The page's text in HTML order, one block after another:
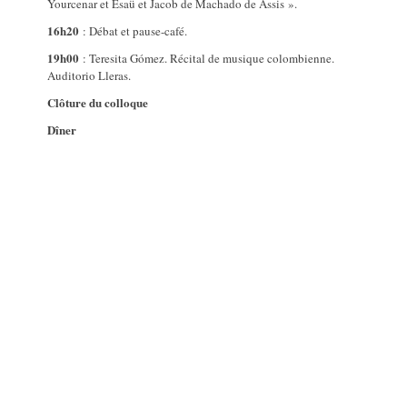
Yourcenar et Esaü et Jacob de Machado de Assis ».
16h20 : Débat et pause-café.
19h00 : Teresita Gómez. Récital de musique colombienne.
Auditorio Lleras.
Clôture du colloque
Dîner